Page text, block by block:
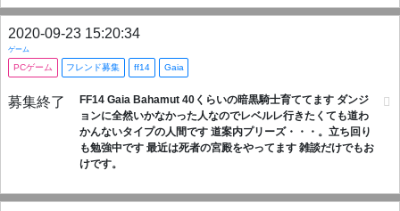
2020-09-23 15:20:34
ゲーム
PCゲーム フレンド募集 ff14 Gaia
募集終了
FF14 Gaia Bahamut 40くらいの暗黒騎士育ててます ダンジ
ョンに全然いかなかった人なのでレベルレ行きたくても道わ
かんないタイプの人間です 道案内プリーズ・・・。立ち回り
も勉強中です 最近は死者の宮殿をやってます 雑談だけでもお
けです。